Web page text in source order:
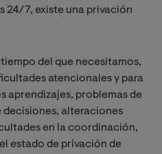
24/7, existe una privación
del que necesitamos,
atencionales y para
aprendizajes, problemas de
decisiones, alteraciones
en la coordinación,
estado de privación de